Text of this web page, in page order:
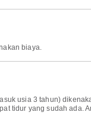
biaya.
usia 3 tahun)
tidur yang sudah ada.